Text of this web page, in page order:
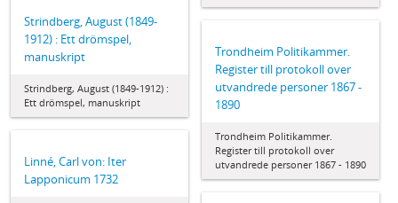
Strindberg, August (1849-
1912) : Ett drömspel,
manuskript
Strindberg, August (1849-1912) :
Ett drömspel, manuskript
Trondheim Politikammer.
Register till protokoll over
utvandrede personer 1867 -
1890
Trondheim Politikammer.
Register till protokoll over
utvandrede personer 1867 - 1890
Linné, Carl von: Iter
Lapponicum 1732